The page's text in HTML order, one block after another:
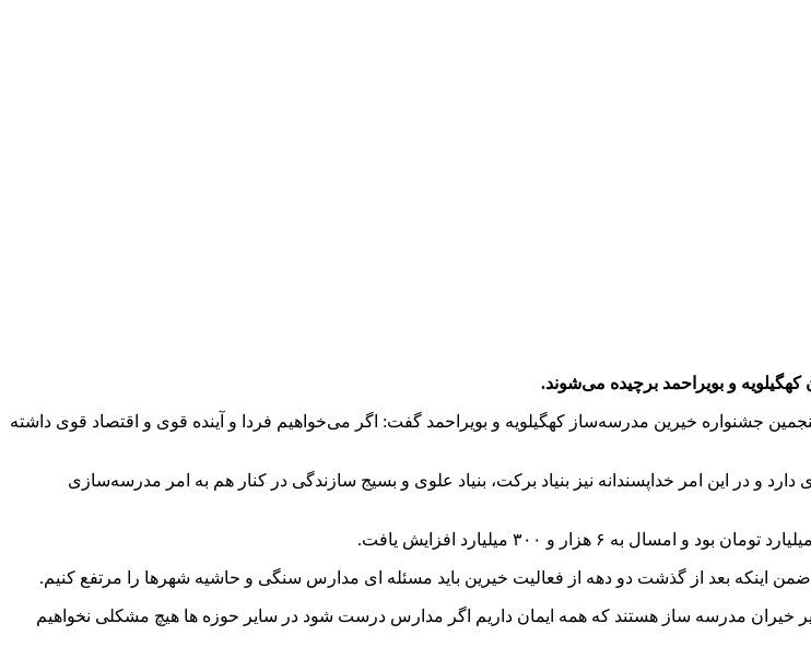
و بویراحمد برچیده می‌شوند.
جشنواره خیرین مدرسه‌ساز کهگیلویه و بویراحمد گفت: اگر می‌خواهیم فردا و آینده قوی و اقتصاد قوی داشته
در این امر خداپسندانه نیز بنیاد برکت، بنیاد علوی و بسیج سازندگی در کنار هم به امر مدرسه‌سازی
اینکه بعد از گذشت دو دهه از فعالیت خیرین باید مسئله ای مدارس سنگی و حاشیه شهرها را مرتفع کنیم.
خیران مدرسه ساز هستند که همه ایمان داریم اگر مدارس درست شود در سایر حوزه ها هیچ مشکلی نخواهیم